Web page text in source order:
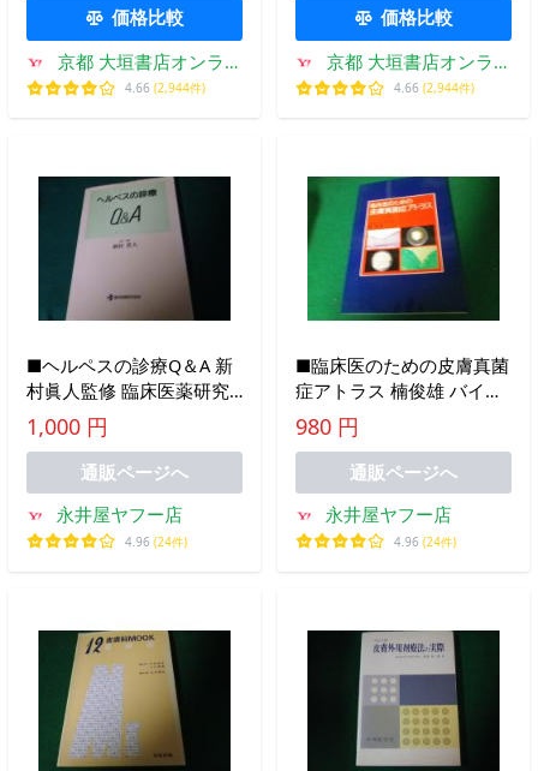
価格比較
京都 大垣書店オンライ
ン
4.66 (2,944件)
価格比較
京都 大垣書店オンライ
ン
4.66 (2,944件)
■ヘルペスの診療Q＆A 新
村眞人監修 臨床医薬研究
協会 1993年
■FAUB2022101702■
1,000 円
通販ページへ
永井屋ヤフー店
4.96 (24件)
■臨床医のための皮膚真菌
症アトラス 楠俊雄 バイエ
ル薬品株式会社
■FAUB2022101710■
980 円
通販ページへ
永井屋ヤフー店
4.96 (24件)